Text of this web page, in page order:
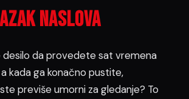
naslova
desilo da provedete sat vremena
kada ga konačno pustite,
previše umorni za gledanje? To